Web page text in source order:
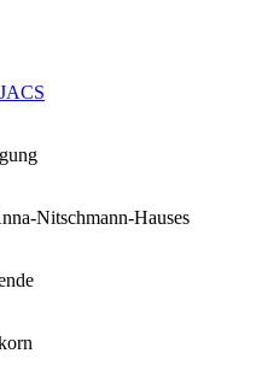
JACS
Nitschmann-Hauses